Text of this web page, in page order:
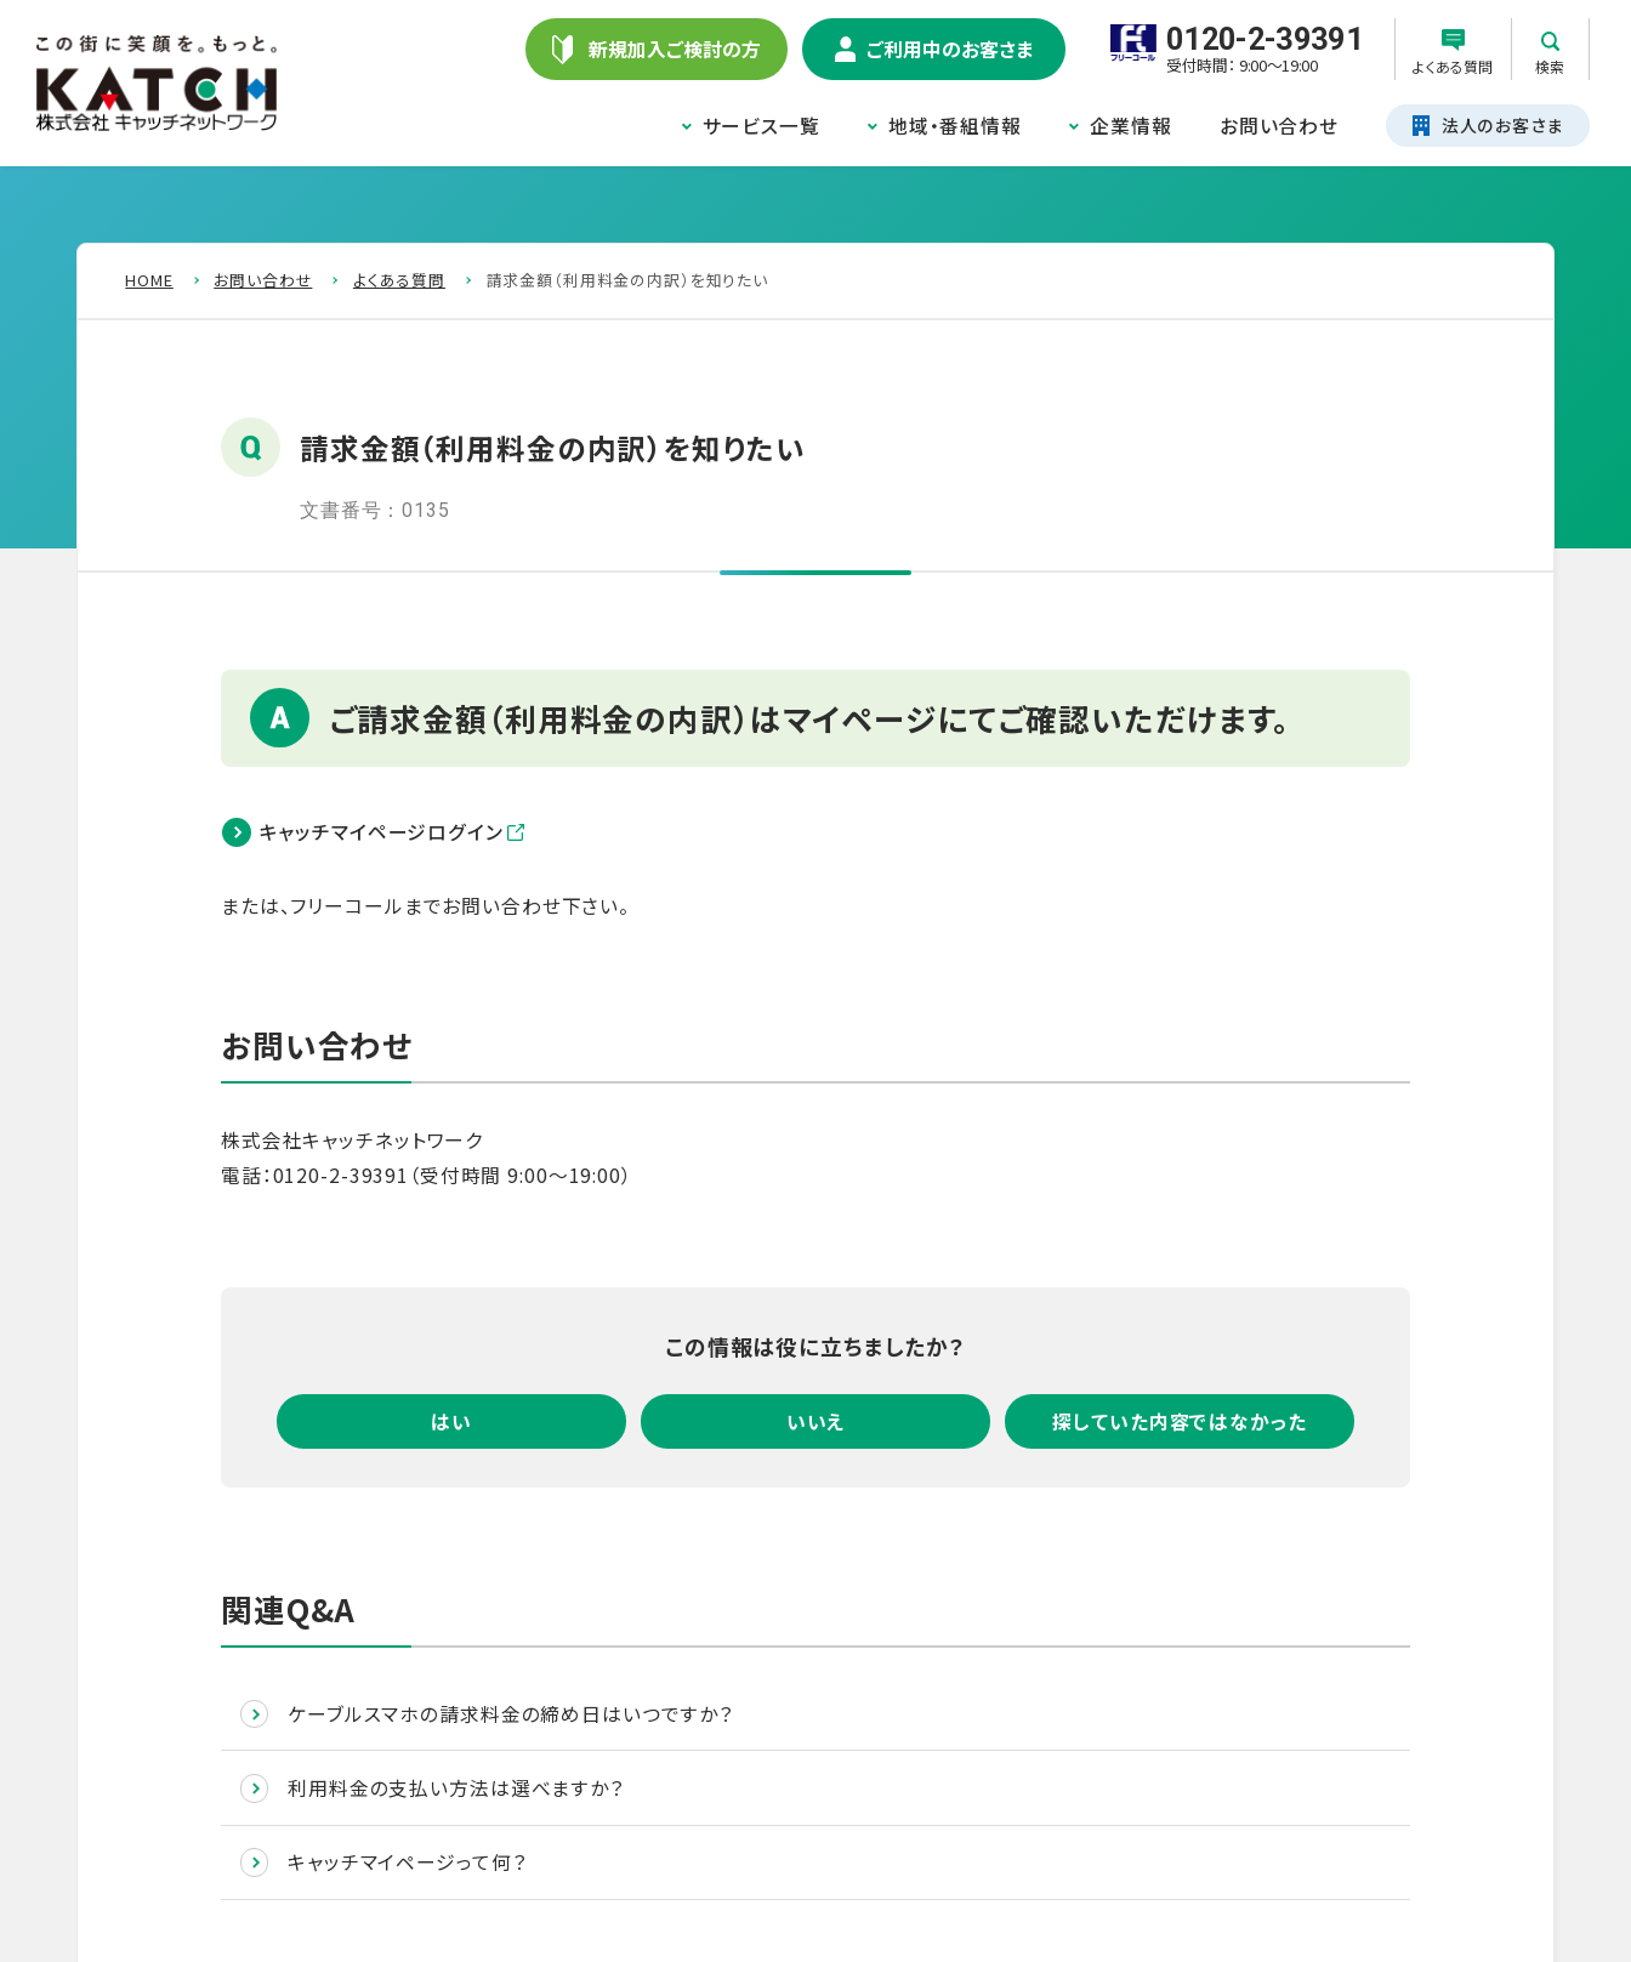
新規加入ご検討の方 ご利用中のお客さま 0120-2-39391
受付時間： 9:00～19:00 よくある質問 検索
サービス一覧 地域・番組情報 企業情報 お問い合わせ 法人のお客さま
HOME お問い合わせ よくある質問 請求金額（利用料金の内訳）を知りたい
請求金額（利用料金の内訳）を知りたい
文書番号：0135
ご請求金額（利用料金の内訳）はマイページにてご確認いただけます。
キャッチマイページログイン
または、フリーコールまでお問い合わせ下さい。
お問い合わせ
株式会社キャッチネットワーク
電話：0120-2-39391（受付時間 9:00～19:00）
この情報は役に立ちましたか？
はい いいえ 探していた内容ではなかった
関連Q&A
ケーブルスマホの請求料金の締め日はいつですか？
利用料金の支払い方法は選べますか？
キャッチマイページって何？